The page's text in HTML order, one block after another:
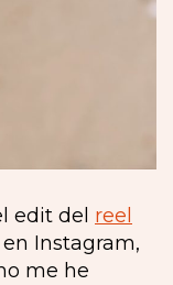
edit del reel
Instagram,
me he